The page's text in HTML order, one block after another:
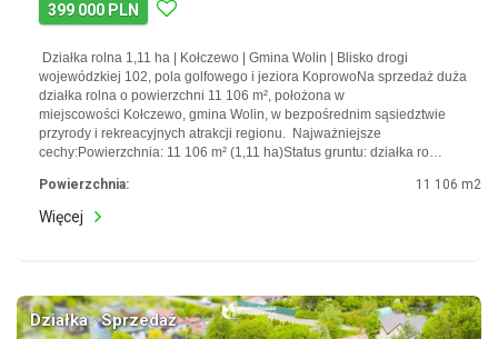
399 000 PLN
Działka rolna 1,11 ha | Kołczewo | Gmina Wolin | Blisko drogi
wojewódzkiej 102, pola golfowego i jeziora KoprowoNa sprzedaż duża
działka rolna o powierzchni 11 106 m², położona w
miejscowości Kołczewo, gmina Wolin, w bezpośrednim sąsiedztwie
przyrody i rekreacyjnych atrakcji regionu. Najważniejsze
cechy:Powierzchnia: 11 106 m² (1,11 ha)Status gruntu: działka ro…
Powierzchnia: 11 106 m2
Więcej
Działka · Sprzedaż